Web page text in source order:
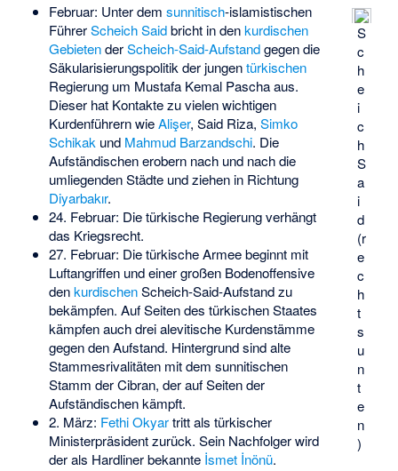
S
c
h
e
i
c
h
S
a
i
d
(r
e
c
h
t
s
u
n
t
e
n
)
Februar: Unter dem sunnitisch-islamistischen
FührerScheich Saidbricht in denkurdischen
GebietenderScheich-Said-Aufstandgegen die
Säkularisierungspolitik der jungentürkischen
Regierung um Mustafa Kemal Paschaaus.
Dieser hat Kontakte zu vielen wichtigen
Kurdenführern wieAlişer, Said Riza, Simko
Schikak und Mahmud Barzandschi. Die
Aufständischen erobern nach und nach die
umliegenden Städte und ziehen in Richtung
Diyarbakır.
24. Februar: Die türkische Regierung verhängt
das Kriegsrecht.
27. Februar: Die türkische Armee beginnt mit
Luftangriffen und einer großen Bodenoffensive
denkurdischenScheich-Said-Aufstand zu
bekämpfen. Auf Seiten des türkischen Staates
kämpfen auch drei alevitische Kurdenstämme
gegen den Aufstand. Hintergrund sind alte
Stammesrivalitäten mit dem sunnitischen
Stamm der Cibran, der auf Seiten der
Aufständischen kämpft.
2. März: Fethi Okyartritt als türkischer
Ministerpräsident zurück. Sein Nachfolger wird
der als Hardliner bekannte İsmet İnönü.